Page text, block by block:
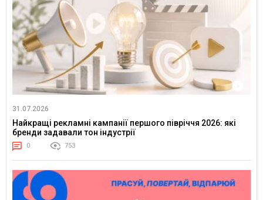
31.07.2026
Найкращі рекламні кампанії першого півріччя 2026: які
бренди задавали тон індустрії
0 753